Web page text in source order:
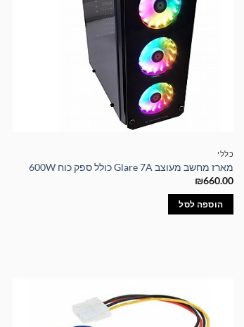
כללי
מארז מחשב מעוצב Glare 7A כולל ספק כוח 600W
₪660.00
הוספה לסל